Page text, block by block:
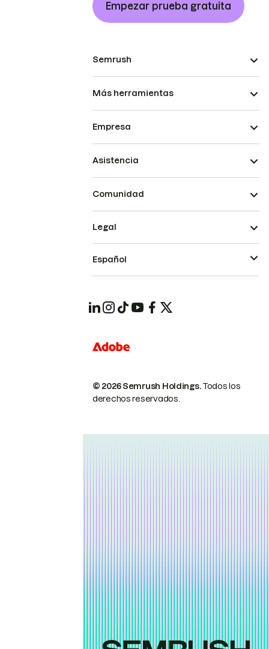
Empezar prueba gratuita
Semrush
Más herramientas
Empresa
Asistencia
Comunidad
© 2026 Semrush Holdings.Todos los
derechos reservados.
Legal
Español